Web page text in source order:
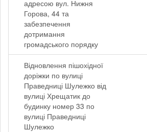
адресою вул. Нижня
Горова, 44 та
забезпечення
дотримання
громадського порядку
Відновлення пішохідної
доріжки по вулиці
Праведниці Шулежко від
вулиці Хрещатик до
будинку номер 33 по
вулиці Праведниці
Шулежко